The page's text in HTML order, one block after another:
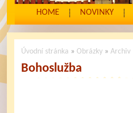
HOME NOVINKY
Úvodní stránka » Obrázky »Archiv
Bohoslužba